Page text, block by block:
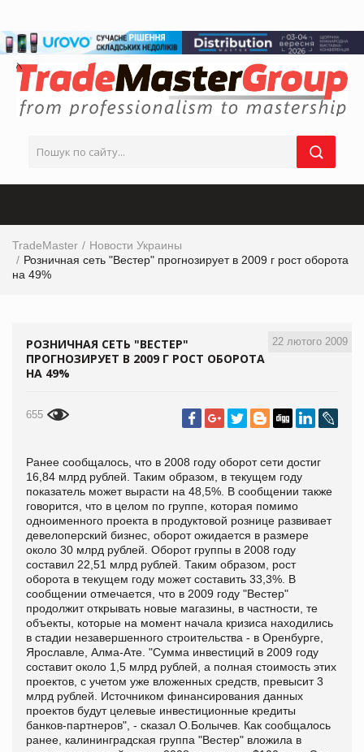
TradeMaster
Новости Украины
Розничная сеть "Вестер" прогнозирует в 2009 г рост оборота
на 49%
22 лютого 2009
РОЗНИЧНАЯ СЕТЬ "ВЕСТЕР"
ПРОГНОЗИРУЕТ В 2009 Г РОСТ ОБОРОТА
НА 49%
655
Ранее сообщалось, что в 2008 году оборот сети достиг
16,84 млрд рублей. Таким образом, в текущем году
показатель может вырасти на 48,5%. В сообщении также
говорится, что в целом по группе, которая помимо
одноименного проекта в продуктовой рознице развивает
девелоперский бизнес, оборот ожидается в размере
около 30 млрд рублей. Оборот группы в 2008 году
составил 22,51 млрд рублей. Таким образом, рост
оборота в текущем году может составить 33,3%. В
сообщении отмечается, что в 2009 году "Вестер"
продолжит открывать новые магазины, в частности, те
объекты, которые на момент начала кризиса находились
в стадии незавершенного строительства - в Оренбурге,
Ярославле, Алма-Ате. "Сумма инвестиций в 2009 году
составит около 1,5 млрд рублей, а полная стоимость этих
проектов, с учетом уже вложенных средств, превысит 3
млрд рублей. Источником финансирования данных
проектов будут целевые инвестиционные кредиты
банков-партнеров", - сказал О.Болычев. Как сообщалось
ранее, калининградская группа "Вестер" вложила в